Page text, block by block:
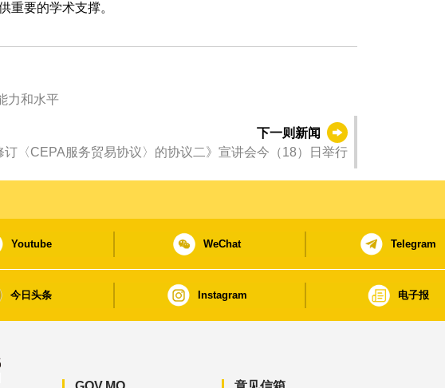
重要的学术支撑。
力和水平
下一则新闻
订〈CEPA服务贸易协议〉的协议二》宣讲会今（18）日举行
Youtube WeChat Telegram
今日头条 Instagram 电子报